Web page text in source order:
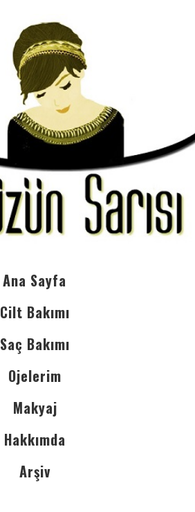
Ana Sayfa
Cilt Bakımı
Saç Bakımı
Ojelerim
Makyaj
Hakkımda
Arşiv